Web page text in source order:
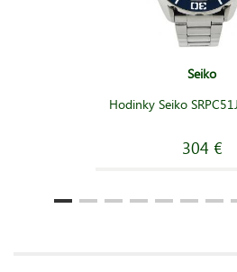
Seiko
Hodinky Seiko
304 €